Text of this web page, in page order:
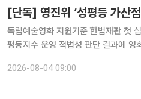
독립예술영화 지원기준 헌법재판 첫
평등지수 운영 적법성 판단 결과에 영화계 촉각 문화체육관광부 산하 영화진흥
작지원 사업의 심사 기준이 다른 지
2026-08-04 09:00